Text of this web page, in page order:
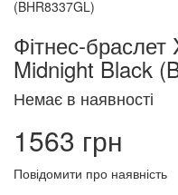
Фітнес-
Midnight Black
Немає в наявності
1563 грн
Повідомити про наявність